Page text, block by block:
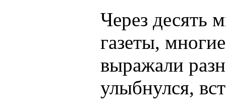
Через десять
газеты,
выражали
улыбнулся,